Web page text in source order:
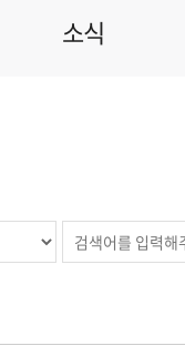
소식